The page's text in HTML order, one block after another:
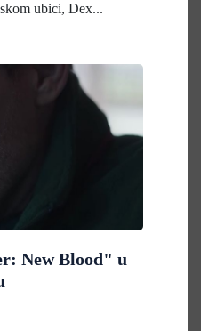
ubici, Dex...
New Blood" u